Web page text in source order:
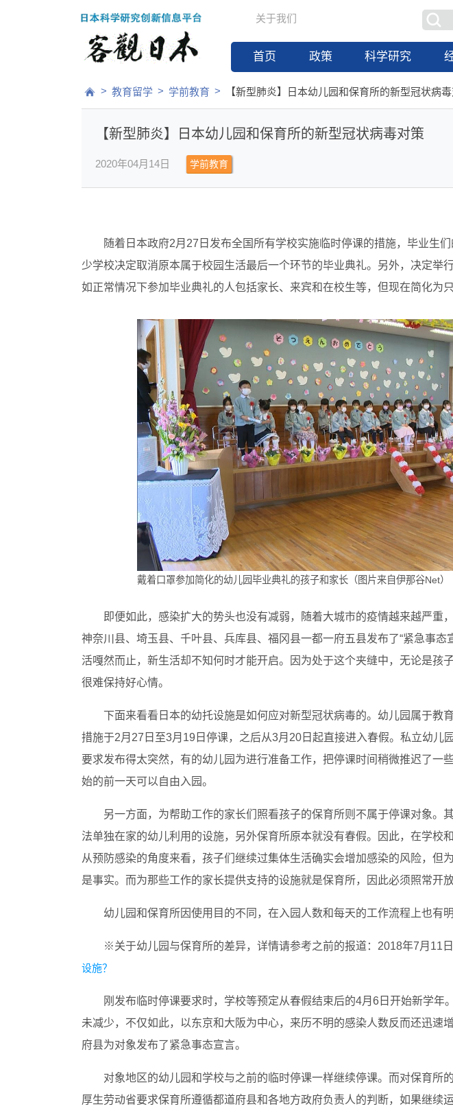
关于我们
首页 政策 科学研究
> 教育留学 > 学前教育 > 【新型肺炎】日本幼儿园和保育所的新型冠状病
【新型肺炎】日本幼儿园和保育所的新型冠状病毒对策
2020年04月14日 学前教育
随着日本政府2月27日发布全国所有学校实施临时停课的措施，毕业生
少学校决定取消原本属于校园生活最后一个环节的毕业典礼。另外，决定举
如正常情况下参加毕业典礼的人包括家长、来宾和在校生等，但现在简化为只
戴着口罩参加简化的幼儿园毕业典礼的孩子和家长（图片来自伊那谷Net）
即便如此，感染扩大的势头也没有减弱，随着大城市的疫情越来越严重
神奈川县、埼玉县、千叶县、兵库县、福冈县一都一府五县发布了“紧急事态
活嘎然而止，新生活却不知何时才能开启。因为处于这个夹缝中，无论是孩
很难保持好心情。
下面来看看日本的幼托设施是如何应对新型冠状病毒的。幼儿园属于教
措施于2月27日至3月19日停课，之后从3月20日起直接进入春假。私立幼儿
要求发布得太突然，有的幼儿园为进行准备工作，把停课时间稍微推迟了一
始的前一天可以自由入园。
另一方面，为帮助工作的家长们照看孩子的保育所则不属于停课对象。
法单独在家的幼儿利用的设施，另外保育所原本就没有春假。因此，在学校
从预防感染的角度来看，孩子们继续过集体生活确实会增加感染的风险，但
是事实。而为那些工作的家长提供支持的设施就是保育所，因此必须照常开放
幼儿园和保育所因使用目的不同，在入园人数和每天的工作流程上也有明
※关于幼儿园与保育所的差异，详情请参考之前的报道：2018年7月11
设施？
刚发布临时停课要求时，学校等预定从春假结束后的4月6日开始新学年
未减少，不仅如此，以东京和大阪为中心，来历不明的感染人数反而还迅速
府县为对象发布了紧急事态宣言。
对象地区的幼儿园和学校与之前的临时停课一样继续停课。而对保育所
厚生劳动省要求保育所遵循都道府县和各地方政府负责人的判断，如果继续